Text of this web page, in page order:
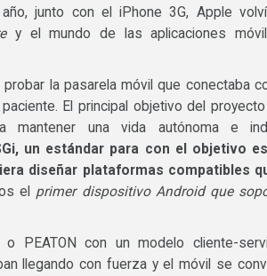
junto con el iPhone 3G, Apple
y el mundo de las aplicaciones
la pasarela móvil que conectaba
El principal objetivo del
una vida autónoma e
un estándar para con el objetivo
diseñar plataformas compatibles
el primer dispositivo Android que
o PEATON con un modelo cliente-
llegando con fuerza y el móvil se